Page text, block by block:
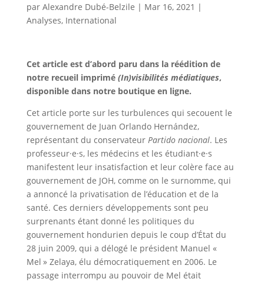
par Alexandre Dubé-Belzile | Mar 16, 2021 |
Analyses, International
Cet article est d’abord paru dans la réédition de
notre recueil imprimé (In)visibilités médiatiques,
disponible dans notre boutique en ligne.
Cet article porte sur les turbulences qui secouent le
gouvernement de Juan Orlando Hernández,
représentant du conservateur Partido nacional. Les
professeur·e·s, les médecins et les étudiant·e·s
manifestent leur insatisfaction et leur colère face au
gouvernement de JOH, comme on le surnomme, qui
a annoncé la privatisation de l’éducation et de la
santé. Ces derniers développements sont peu
surprenants étant donné les politiques du
gouvernement hondurien depuis le coup d’État du
28 juin 2009, qui a délogé le président Manuel «
Mel » Zelaya, élu démocratiquement en 2006. Le
passage interrompu au pouvoir de Mel était